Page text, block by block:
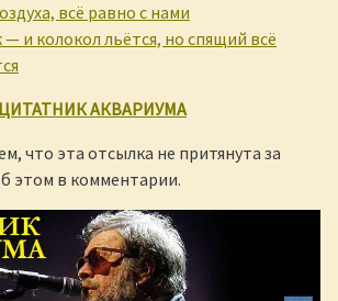
всё равно с нами
— и колокол льётся, но спящий всё
ЦИТАТНИК АКВАРИУМА
что эта отсылка не притянута за
этом в комментарии.